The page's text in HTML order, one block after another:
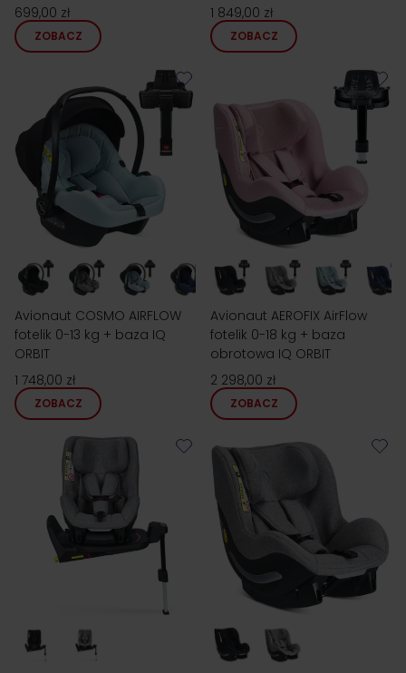
699,00 zł
ZOBACZ
1 849,00 zł
ZOBACZ
Avionaut COSMO AIRFLOW
fotelik 0-13 kg + baza IQ
ORBIT
1 748,00 zł
ZOBACZ
Avionaut AEROFIX AirFlow
fotelik 0-18 kg + baza
obrotowa IQ ORBIT
2 298,00 zł
ZOBACZ